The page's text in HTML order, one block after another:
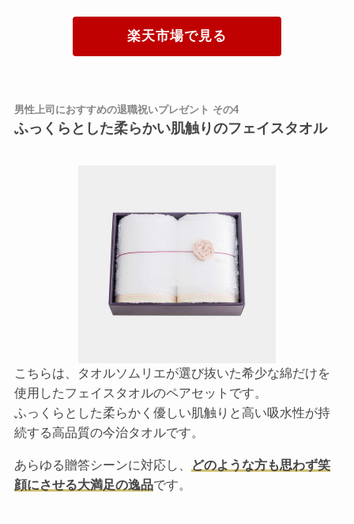
楽天市場で見る
男性上司におすすめの退職祝いプレゼント その4
ふっくらとした柔らかい肌触りのフェイスタオル
こちらは、タオルソムリエが選び抜いた希少な綿だけを
使用したフェイスタオルのペアセットです。
ふっくらとした柔らかく優しい肌触りと高い吸水性が持
続する高品質の今治タオルです。
あらゆる贈答シーンに対応し、
どのような方も思わず笑
顔にさせる大満足の逸品です。